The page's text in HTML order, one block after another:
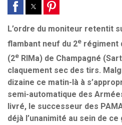
L’ordre du moniteur retentit
flambant neuf du 2e régiment
(2e RIMa) de Champagné
claquement sec des tirs.
dizaine ce matin-là à
semi-automatique des
livré, le successeur des
déjà l’unanimité au sein de